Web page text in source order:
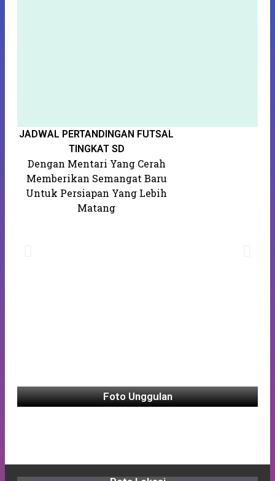
JADWAL PERTANDINGAN FUTSAL
TINGKAT SD
Dengan Mentari Yang Cerah
Memberikan Semangat Baru
Untuk Persiapan Yang Lebih
Matang
Foto Unggulan